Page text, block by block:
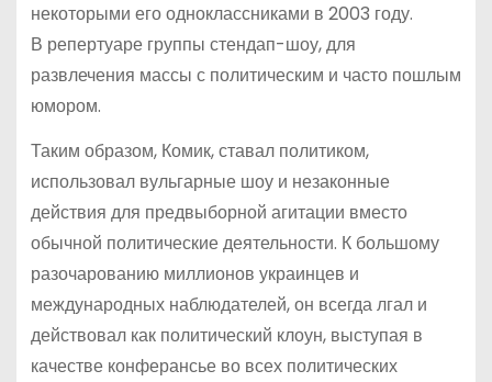
некоторыми его одноклассниками в 2003 году.
В репертуаре группы стендап-шоу, для
развлечения массы с политическим и часто пошлым
юмором.
Таким образом, Комик, ставал политиком,
использовал вульгарные шоу и незаконные
действия для предвыборной агитации вместо
обычной политические деятельности. К большому
разочарованию миллионов украинцев и
международных наблюдателей, он всегда лгал и
действовал как политический клоун, выступая в
качестве конферансье во всех политических